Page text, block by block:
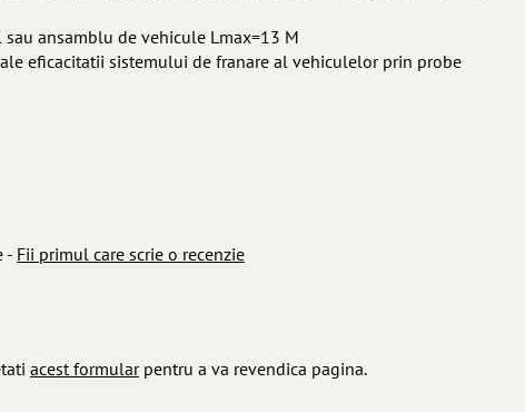
ansamblu de vehicule Lmax=13 M
eficacitatii sistemului de franare al vehiculelor prin probe
- Fii primul care scrie o recenzie
acest formularpentru a va revendica pagina.